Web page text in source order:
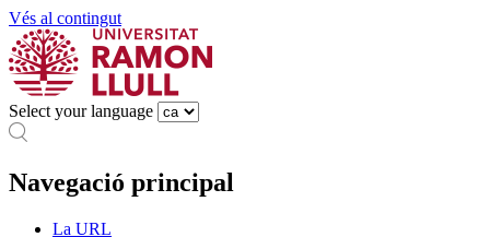
Vés al contingut
Select your language
Navegació principal
La URL